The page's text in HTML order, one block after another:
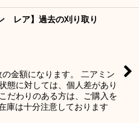
ン レア】過去の刈り取り
金額になります。 二アミン
態に対しては、個人差があり
だわりのある方は、ご購入を
庫は十分注意しております